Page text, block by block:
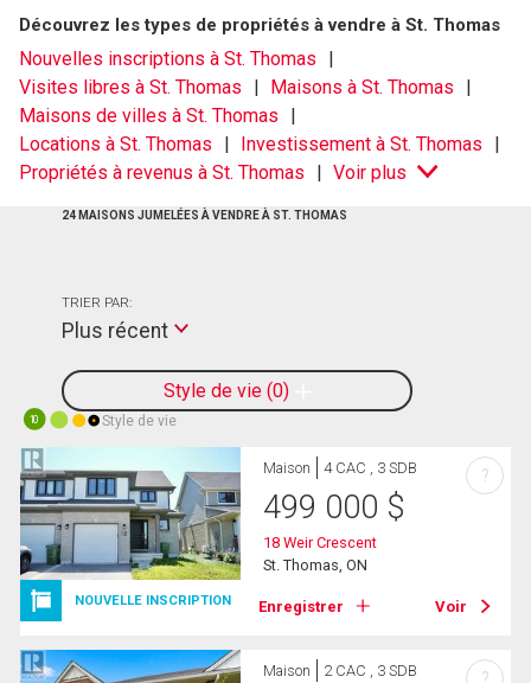
d'inscriptions
Découvrez les types de propriétés à vendre à St. Thomas
Nouvelles inscriptions à St. Thomas
Visites libres à St. Thomas
Maisons à St. Thomas
Maisons de villes à St. Thomas
Locations à St. Thomas
Investissement à St. Thomas
Propriétés à revenus à St. Thomas
Voir plus
24 MAISONS JUMELÉES À VENDRE À ST. THOMAS
Style de vie 0
TRIER PAR:
Plus récent
10 Style de vie
NOUVELLE INSCRIPTION
Maison 4 CAC , 3 SDB
499 000 $
18 Weir Crescent
St. Thomas, ON
Enregistrer Voir
?
Maison 2 CAC , 3 SDB ?